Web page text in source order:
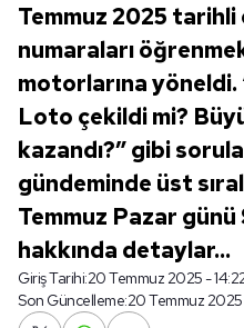
Temmuz 2025 tarihli
numaraları
motorlarına yöneldi.
Loto çekildi mi?
kazandı?” gibi
gündeminde üst
Temmuz Pazar
hakkında detaylar...
Giriş Tarihi:20 Temmuz 2025 -
Son Güncelleme:20 Temmuz 2025